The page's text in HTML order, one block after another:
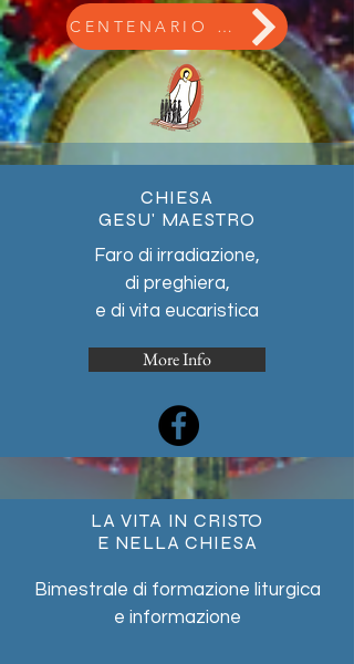
CENTENARIO DI FONDAZIONE
CHIESA
GESU' MAESTRO
Faro di irradiazione,
di preghiera,
e di vita eucaristica
More Info
LA VITA IN CRISTO
E NELLA CHIESA
Bimestrale di formazione liturgica
e informazione